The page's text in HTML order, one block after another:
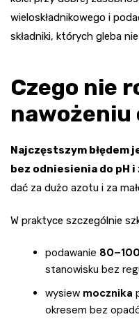
wieloskładnikowego i
składniki, których gleba
Czego nie
nawożeniu
Najczęstszym błędem
bez odniesienia do pH
dać za dużo azotu i za
W praktyce szczególnie
podawanie
stanowisku bez
wysiew mocznika
okresem bez